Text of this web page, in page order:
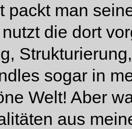
packt man
die dort
sogar in
Welt! Aber
aus